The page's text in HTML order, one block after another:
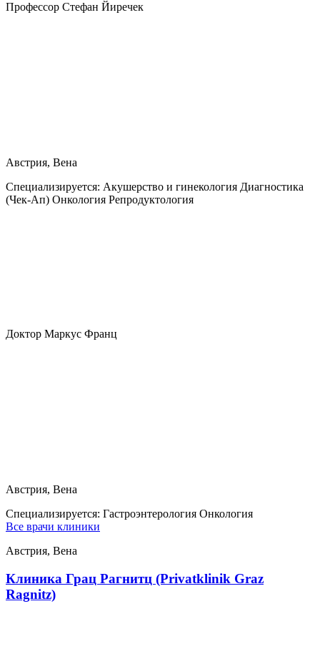
Профессор Стефан Йиречек
Австрия, Вена
Специализируется: Акушерство и гинекология Диагностика
(Чек-Ап) Онкология Репродуктология
Доктор Маркус Франц
Австрия, Вена
Специализируется: Гастроэнтерология Онкология
Все врачи клиники
Австрия, Вена
Клиника Грац Рагнитц (Privatklinik Graz
Ragnitz)